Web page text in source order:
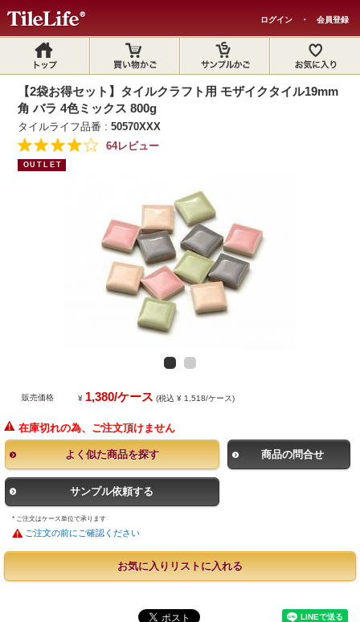
ログイン ・ 会員登録
【2袋お得セット】タイルクラフト用 モザイクタイル19mm
角 バラ 4色ミックス 800g
タイルライフ品番 :50570XXX
64レビュー
OUTLET
販売価格 ¥ 1,380/ケース (税込 ¥ 1,518/ケース)
在庫切れの為、ご注文頂けません
よく似た商品を探す 商品の問合せ
サンプル依頼する
* ご注文はケース単位で承ります
ご注文の前にご確認ください
お気に入りリストに入れる